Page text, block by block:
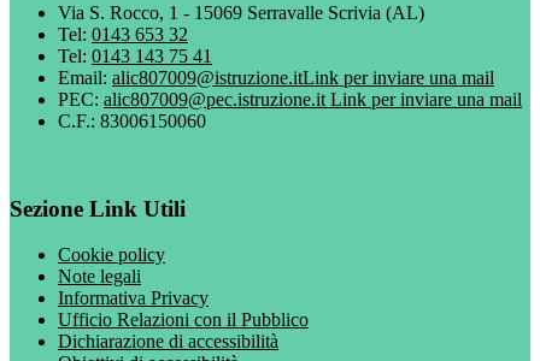
Via S. Rocco, 1 - 15069 Serravalle Scrivia (AL)
Tel: 0143 653 32
Tel: 0143 143 75 41
Email: alic807009@istruzione.itLink per inviare una mail
PEC: alic807009@pec.istruzione.it Link per inviare una mail
C.F.: 83006150060
Sezione Link Utili
Cookie policy
Note legali
Informativa Privacy
Ufficio Relazioni con il Pubblico
Dichiarazione di accessibilità